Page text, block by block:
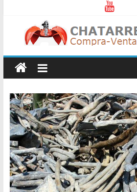
Chatarreros
–
Precio
de
Chatarra
Directorio